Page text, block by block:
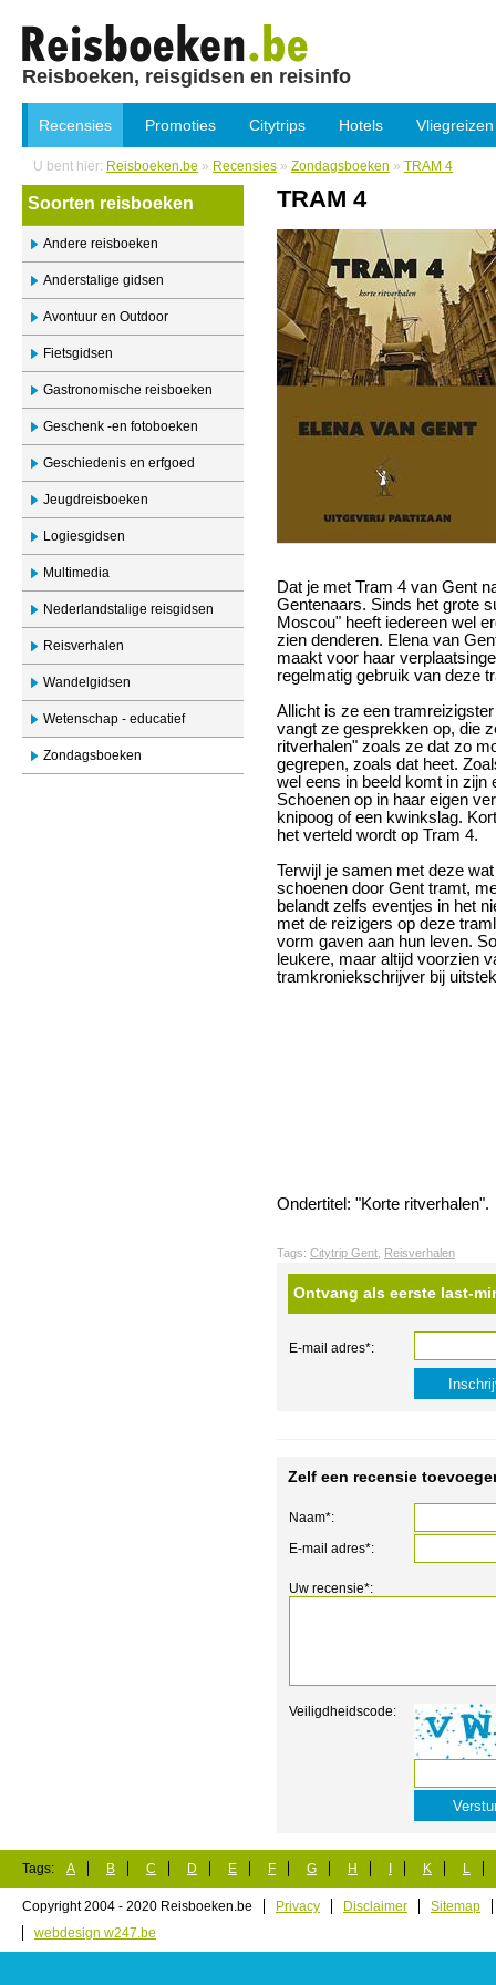
Reisboeken, reisgidsen en reisinfo
Recensies Promoties Citytrips Hotels Vliegreizen
U bent hier: Reisboeken.be » Recensies » Zondagsboeken » TRAM 4
Soorten reisboeken
Andere reisboeken
Anderstalige gidsen
Avontuur en Outdoor
Fietsgidsen
Gastronomische reisboeken
Geschenk -en fotoboeken
Geschiedenis en erfgoed
Jeugdreisboeken
Logiesgidsen
Multimedia
Nederlandstalige reisgidsen
Reisverhalen
Wandelgidsen
Wetenschap - educatief
Zondagsboeken
TRAM 4
Dat je met Tram 4 van Gent
Gentenaars. Sinds het grote
Moscou" heeft iedereen wel
zien denderen. Elena van
maakt voor haar
regelmatig gebruik van deze
Allicht is ze een
vangt ze gesprekken op, die
ritverhalen" zoals ze dat zo
gegrepen, zoals dat heet.
wel eens in beeld komt in zijn
Schoenen op in haar eigen
knipoog of een kwinkslag.
het verteld wordt op Tram 4.
Terwijl je samen met deze
schoenen door Gent tramt,
belandt zelfs eventjes in het
met de reizigers op deze
vorm gaven aan hun leven.
leukere, maar altijd voorzien
tramkroniekschrijver bij
Ondertitel: "Korte ritverhalen".
Tags: Citytrip Gent Reisverhalen
Ontvang als eerste last-
E-mail adres*:
Zelf een recensie
Naam*:
E-mail adres*:
Uw recensie*:
Veiligdheidscode:
Tags: A B C D E F G H K L
Copyright 2004 - 2020 Reisboeken.be Privacy Disclaimer
Sitemap
webdesign w247.be